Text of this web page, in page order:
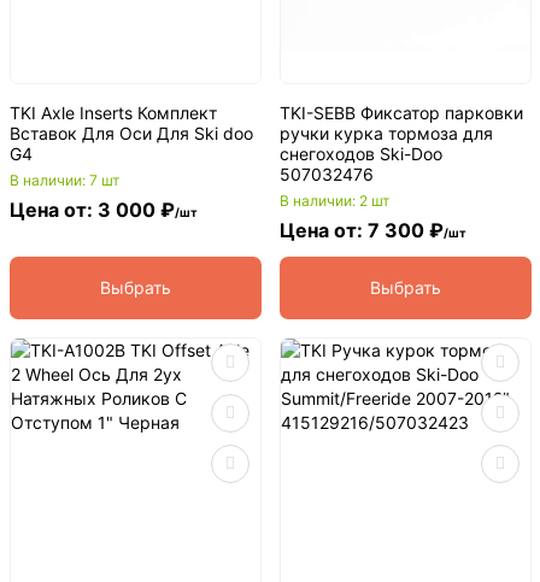
TKI Axle Inserts Комплект
Вставок Для Оси Для Ski doo
G4
В наличии: 7 шт
Цена от: 3 000 ₽/шт
Выбрать
TKI-SEBB Фиксатор парковки
ручки курка тормоза для
снегоходов Ski-Doo
507032476
В наличии: 2 шт
Цена от: 7 300 ₽/шт
Выбрать